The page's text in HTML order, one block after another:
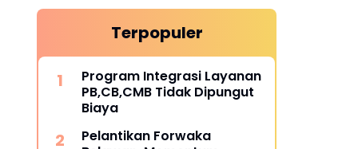
Terpopuler
Program Integrasi Layanan
PB,CB,CMB Tidak Dipungut
Biaya
Pelantikan Forwaka